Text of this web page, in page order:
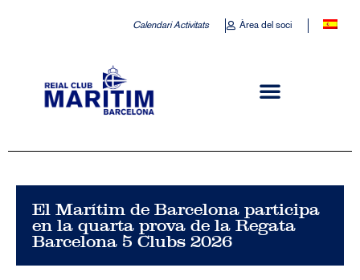
Calendari Activitats Àrea del soci
El Marítim de Barcelona participa
en la quarta prova de la Regata
Barcelona 5 Clubs 2026